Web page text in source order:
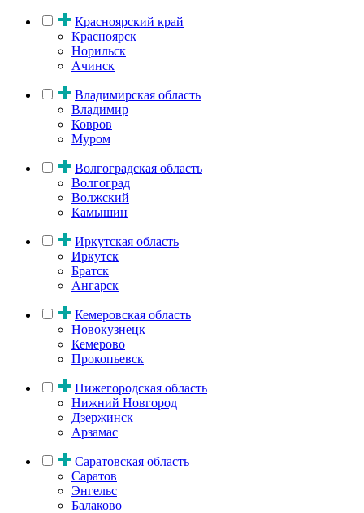
Красноярский край
Красноярск
Норильск
Ачинск
Владимирская область
Владимир
Ковров
Муром
Волгоградская область
Волгоград
Волжский
Камышин
Иркутская область
Иркутск
Братск
Ангарск
Кемеровская область
Новокузнецк
Кемерово
Прокопьевск
Нижегородская область
Нижний Новгород
Дзержинск
Арзамас
Саратовская область
Саратов
Энгельс
Балаково